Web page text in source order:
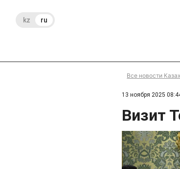
kz ru
Все новости
13 ноября 2025
Визит